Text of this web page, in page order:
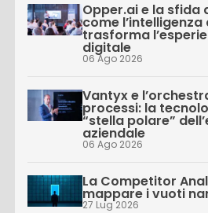
Opper.ai e la sfida
come
trasforma
digitale
06 Ago 2026
Vantyx e
processi: la
“stella polare”
aziendale
06 Ago 2026
La Competitor
mappare i vuoti
27 Lug 2026